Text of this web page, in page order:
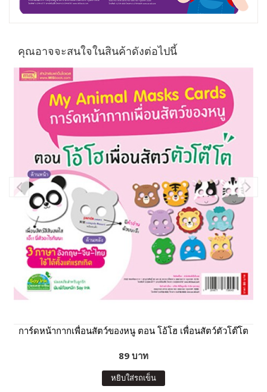
คุณอาจจะสนใจในสินค้าดังต่อไปนี้
การ์ดหน้ากากเพื่อนสัตว์ของหนู ตอน โอ้โฮ เพื่อนสัตว์ตัวโต๊โต
89 บาท
หยิบใส่รถเข็น